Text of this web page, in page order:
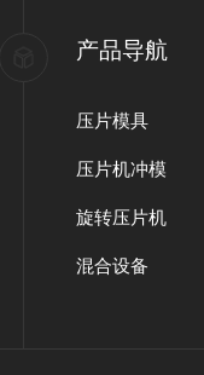
产品导航
压片模具
压片机冲模
旋转压片机
混合设备